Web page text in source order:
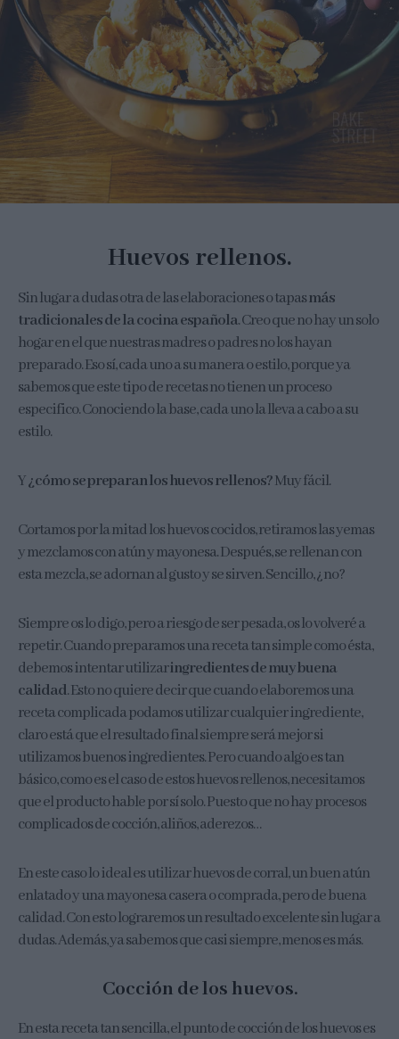
Huevos rellenos.
Sin lugar a dudas otra de las elaboraciones o tapasmás
tradicionales de la cocina española. Creo que no hay un solo
hogar en el que nuestras madres o padres no los hayan
preparado. Eso sí, cada uno a su manera o estilo, porque ya
sabemos que este tipo de recetas no tienen un proceso
especifico. Conociendo la base, cada uno la lleva a cabo a su
estilo.
Y¿cómo se preparan los huevos rellenos?Muy fácil.
Cortamos por la mitad los huevos cocidos, retiramos las yemas
y mezclamos con atún y mayonesa. Después, se rellenan con
esta mezcla, se adornan al gusto y se sirven. Sencillo, ¿no?
Siempre os lo digo, pero a riesgo de ser pesada, os lo volveré a
repetir. Cuando preparamos una receta tan simple como ésta,
debemos intentar utilizaringredientes de muy buena
calidad. Esto no quiere decir que cuando elaboremos una
receta complicada podamos utilizar cualquier ingrediente,
claro está que el resultado final siempre será mejor si
utilizamos buenos ingredientes. Pero cuando algo es tan
básico, como es el caso de estos huevos rellenos, necesitamos
que el producto hable por sí solo. Puesto que no hay procesos
complicados de cocción, aliños, aderezos…
En este caso lo ideal es utilizar huevos de corral, un buen atún
enlatado y una mayonesa casera o comprada, pero de buena
calidad. Con esto lograremos un resultado excelente sin lugar a
dudas. Además, ya sabemos que casi siempre, menos es más.
Cocción de los huevos.
En esta receta tan sencilla, el punto de cocción de los huevos es